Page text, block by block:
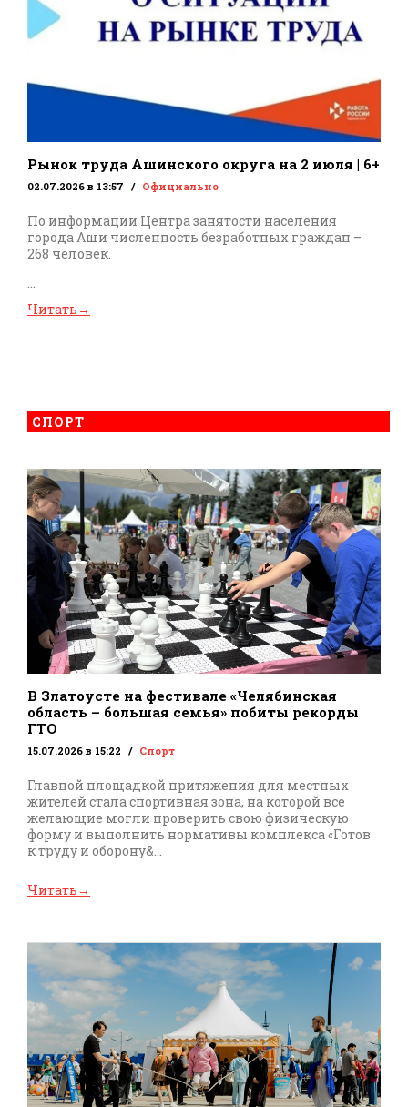
Рынок труда Ашинского округа на 2 июля | 6+
02.07.2026 в 13:57 Официально
По информации Центра занятости населения
города Аши численность безработных граждан –
268 человек.
...
Читать→
СПОРТ
В Златоусте на фестивале «Челябинская
область – большая семья» побиты рекорды
ГТО
15.07.2026 в 15:22 Спорт
Главной площадкой притяжения для местных
жителей стала спортивная зона, на которой все
желающие могли проверить свою физическую
форму и выполнить нормативы комплекса «Готов
к труду и оборону&...
Читать→